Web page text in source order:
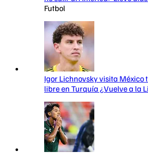
Futbol
Igor Lichnovsky visita México
libre en Turquía ¿Vuelve a la